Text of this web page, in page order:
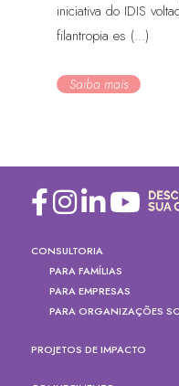
iniciativa do IDIS
filantropia es (...)
Saiba mais
CONSULTORIA
PARA FAMÍLIAS
PARA EMPRESAS
PARA ORGANIZAÇÕES
PROJETOS DE IMPACTO